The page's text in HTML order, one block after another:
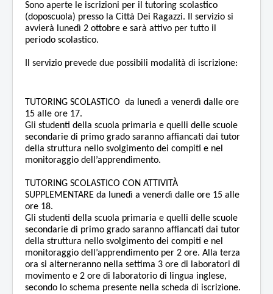
Sono aperte le iscrizioni per il tutoring scolastico
(doposcuola) presso la Città Dei Ragazzi. Il servizio si
avvierà lunedì 2 ottobre e sarà attivo per tutto il
periodo scolastico.
Il servizio prevede due possibili modalità di iscrizione:
TUTORING SCOLASTICO da lunedì a venerdì dalle ore
15 alle ore 17.
Gli studenti della scuola primaria e quelli delle scuole
secondarie di primo grado saranno affiancati dai tutor
della struttura nello svolgimento dei compiti e nel
monitoraggio dell’apprendimento.
TUTORING SCOLASTICO CON ATTIVITÀ
SUPPLEMENTARE da lunedì a venerdì dalle ore 15 alle
ore 18.
Gli studenti della scuola primaria e quelli delle scuole
secondarie di primo grado saranno affiancati dai tutor
della struttura nello svolgimento dei compiti e nel
monitoraggio dell’apprendimento per 2 ore. Alla terza
ora si alterneranno nella settima 3 ore di laboratori di
movimento e 2 ore di laboratorio di lingua inglese,
secondo lo schema presente nella scheda di iscrizione.